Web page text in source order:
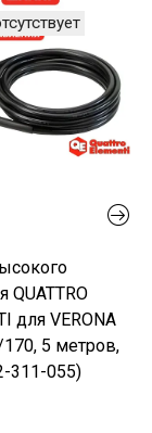
QUATTRO
для VERONA
5 метров,
311-055)